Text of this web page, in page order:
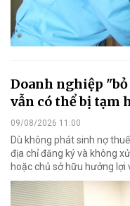
Doanh nghiệp
vẫn có thể bị tạm
09/08/2026 11:00
Dù không phát sinh nợ
địa chỉ đăng ký và không
hoặc chủ sở hữu hưởng